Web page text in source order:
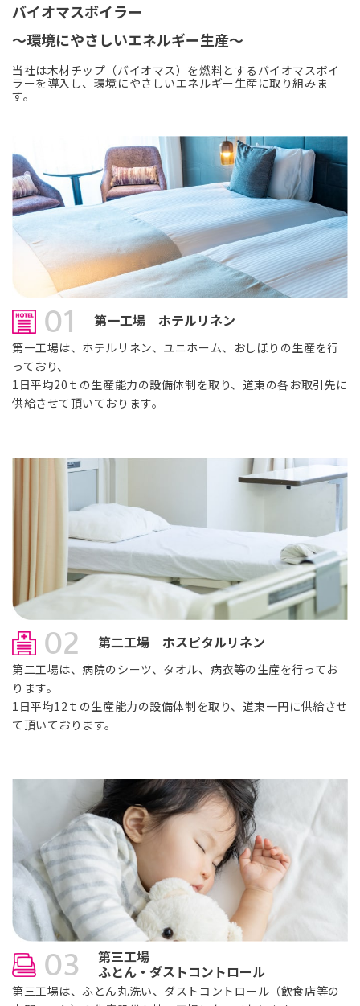
バイオマスボイラー
～環境にやさしいエネルギー生産～
当社は木材チップ（バイオマス）を燃料とするバイオマスボイ
ラーを導入し、環境にやさしいエネルギー生産に取り組みま
す。
01 第一工場 ホテルリネン
第一工場は、ホテルリネン、ユニホーム、おしぼりの生産を行
っており、
1日平均20ｔの生産能力の設備体制を取り、道東の各お取引先に
供給させて頂いております。
02 第二工場 ホスピタルリネン
第二工場は、病院のシーツ、タオル、病衣等の生産を行ってお
ります。
1日平均12ｔの生産能力の設備体制を取り、道東一円に供給させ
て頂いております。
03 第三工場
ふとん・ダストコントロール
第三工場は、ふとん丸洗い、ダストコントロール（飲食店等の